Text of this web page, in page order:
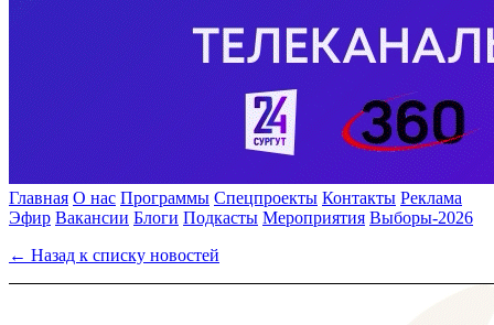
Главная О нас Программы Спецпроекты Контакты Реклама
Эфир Вакансии Блоги Подкасты Мероприятия Выборы-2026
← Назад к списку новостей